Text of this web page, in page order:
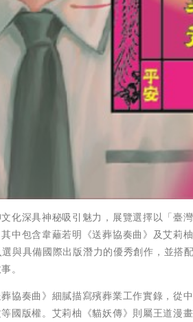
化深具神秘吸引魅力，展覽選擇以「臺
中包含韋蘺若明《送葬協奏曲》及艾
與具備國際出版潛力的優秀創作，並搭
。
協奏曲》細膩描寫殯葬業工作實錄，從
國版權。艾莉柚《貓妖傳》則屬王道漫